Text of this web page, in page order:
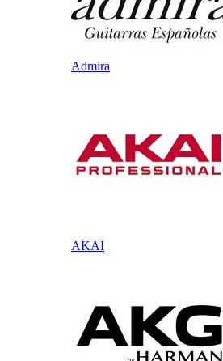
Admira
AKAI